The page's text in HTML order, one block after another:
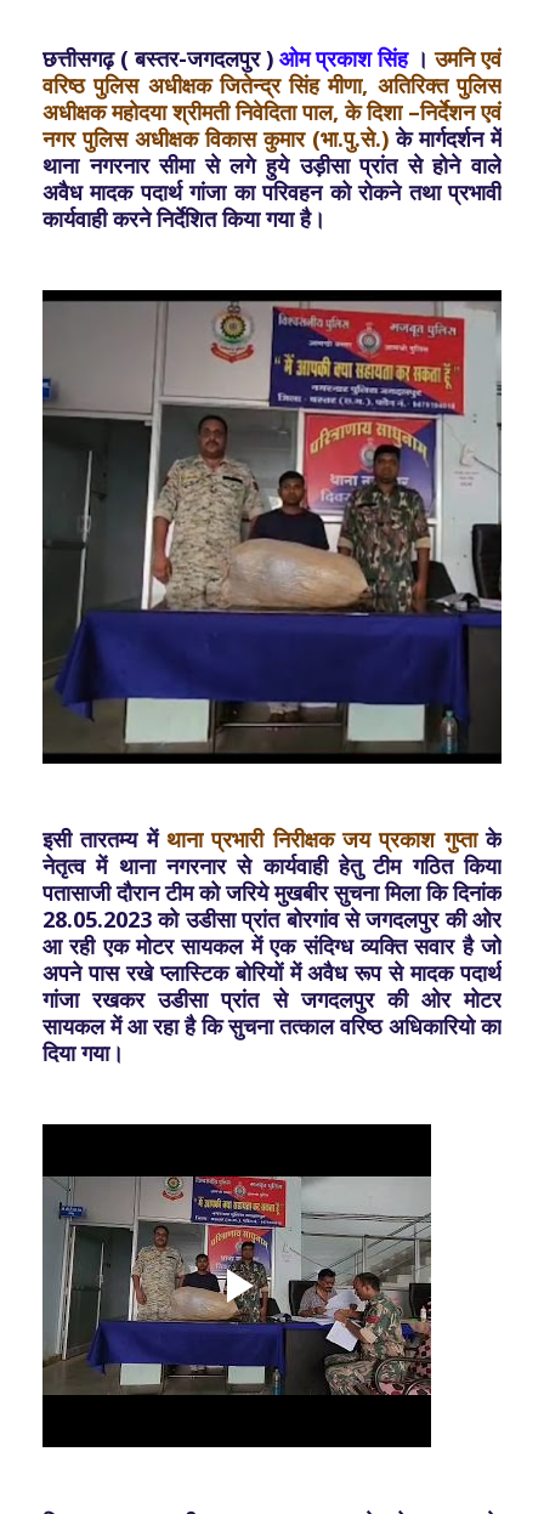
छत्तीसगढ़ ( बस्तर-जगदलपुर ) ओम प्रकाश सिंह।उमनि एवं
वरिष्ठ पुलिस अधीक्षक जितेन्द्र सिंह मीणा, अतिरिक्त पुलिस
अधीक्षक महोदया श्रीमती निवेदिता पाल, के दिशा –निर्देशन एवं
नगर पुलिस अधीक्षक विकास कुमार (भा.पु.से.) के मार्गदर्शन में
थाना नगरनार सीमा से लगे हुये उड़ीसा प्रांत से होने वाले
अवैध मादक पदार्थ गांजा का परिवहन को रोकने तथा प्रभावी
कार्यवाही करने निर्देशित किया गया है।
इसी तारतम्य में थाना प्रभारी निरीक्षक जय प्रकाश गुप्ताके
नेतृत्व में थाना नगरनार से कार्यवाही हेतु टीम गठित किया
पतासाजी दौरान टीम को जरिये मुखबीर सुचना मिला कि दिनांक
28.05.2023 को उडीसा प्रांत बोरगांव से जगदलपुर की ओर
आ रही एक मोटर सायकल में एक संदिग्ध व्यक्ति सवार है जो
अपने पास रखे प्लास्टिक बोरियों में अवैध रूप से मादक पदार्थ
गांजा रखकर उडीसा प्रांत से जगदलपुर की ओर मोटर
सायकल में आ रहा है कि सुचना तत्काल वरिष्ठ अधिकारियो का
दिया गया।